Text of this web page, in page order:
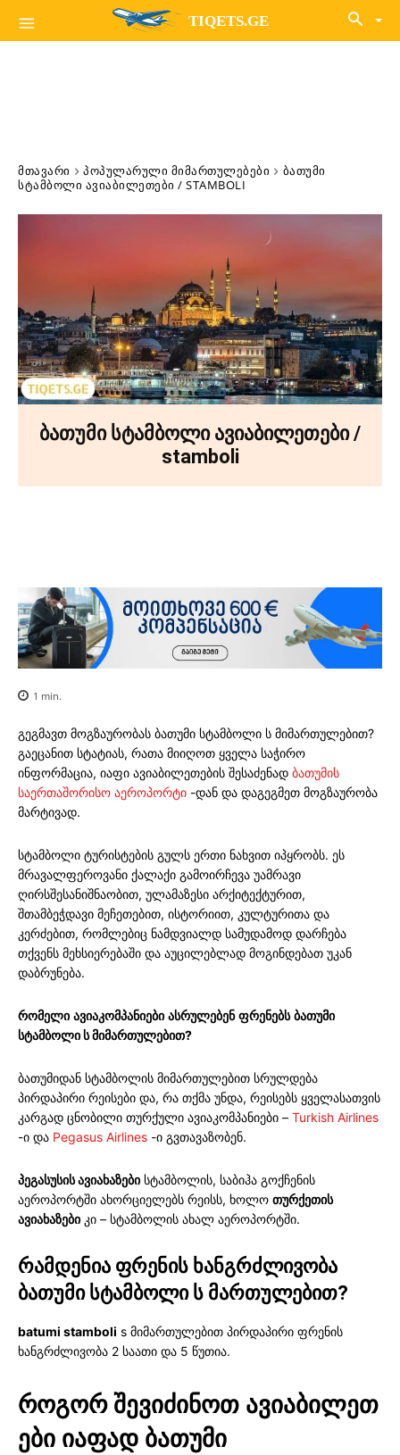
TIQETS.GE
ᲛᲗᲐᲕᲐᲠᲘ ᲞᲝᲞᲣᲚᲐᲠᲣᲚᲘ ᲛᲘᲛᲐᲠᲗᲣᲚᲔᲑᲔᲑᲘ
ᲑᲐᲗᲣᲛᲘ
ᲡᲢᲐᲛᲑᲝᲚᲘ ᲐᲕᲘᲐᲑᲘᲚᲔᲗᲔᲑᲘ / STAMBOLI
ბათუმი სტამბოლი ავიაბილეთები /
stamboli
1 min.
გეგმავთ მოგზაურობას ბათუმი სტამბოლი ს მიმართულებით?
გაეცანით სტატიას, რათა მიიღოთ ყველა საჭირო
ინფორმაცია, იაფი ავიაბილეთების შესაძენად ბათუმის
საერთაშორისო აეროპორტი -დან და დაგეგმეთ მოგზაურობა
მარტივად.
სტამბოლი ტურისტების გულს ერთი ნახვით იპყრობს. ეს
მრავალფეროვანი ქალაქი გამოირჩევა უამრავი
ღირსშესანიშნაობით, ულამაზესი არქიტექტურით,
შთამბეჭდავი მეჩეთებით, ისტორიით, კულტურითა და
კერძებით, რომლებიც ნამდვიალდ სამუდამოდ დარჩება
თქვენს მეხსიერებაში და აუცილებლად მოგინდებათ უკან
დაბრუნება.
რომელი ავიაკომპანიები ასრულებენ ფრენებს ბათუმი
სტამბოლი ს მიმართულებით?
ბათუმიდან სტამბოლის მიმართულებით სრულდება
პირდაპირი რეისები და, რა თქმა უნდა, რეისებს ყველასათვის
კარგად ცნობილი თურქული ავიაკომპანიები – Turkish Airlines
-ი და Pegasus Airlines -ი გვთავაზობენ.
პეგასუსის ავიახაზები სტამბოლის, საბიჰა გოქჩენის
აეროპორტში ახორციელებს რეისს, ხოლო თურქეთის
ავიახაზები კი – სტამბოლის ახალ აეროპორტში.
რამდენია ფრენის ხანგრძლივობა
ბათუმი სტამბოლი ს მართულებით?
batumi stamboli s მიმართულებით პირდაპირი ფრენის
ხანგრძლივობა 2 საათი და 5 წუთია.
როგორ შევიძინოთ ავიაბილეთ
ები იაფად ბათუმი